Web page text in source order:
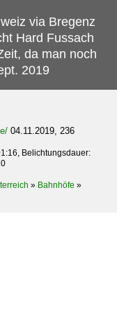
via Bregenz
Hard Fussach
da man noch
2019
04.11.2019, 236
Belichtungsdauer:
» Bahnhöfe »